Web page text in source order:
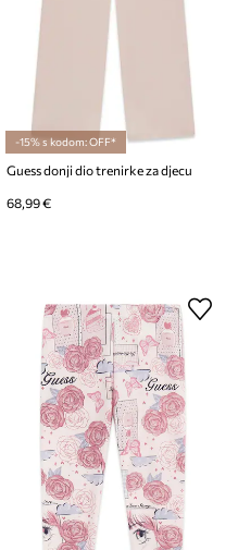
-15% s kodom: OFF*
Guess donji dio trenirke za djecu
68,99 €